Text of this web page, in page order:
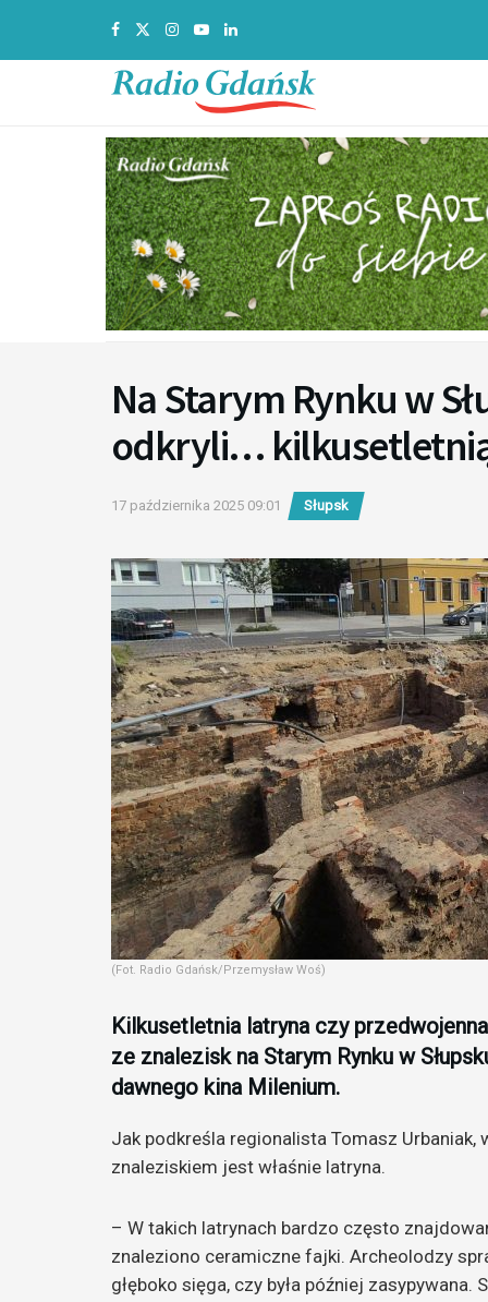
Na Starym Rynku w
odkryli… kilkusetletnią
17 października 2025 09:01 Słupsk
(Fot. Radio Gdańsk/Przemysław Woś)
Kilkusetletnia latryna czy
ze znalezisk na Starym Rynku w
dawnego kina Milenium.
Jak podkreśla regionalista Tomasz
znaleziskiem jest właśnie latryna.
– W takich latrynach bardzo często
znaleziono ceramiczne fajki. Archeolodzy
głęboko sięga, czy była później